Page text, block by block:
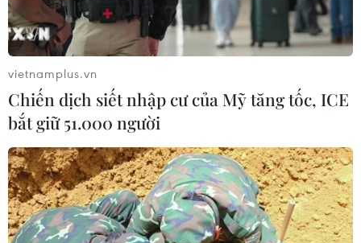
vietnamplus.vn
Chiến dịch siết nhập cư của Mỹ tăng tốc, ICE
bắt giữ 51.000 người